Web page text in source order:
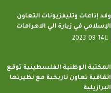
وفد إذاعات وتليفزيونات التعاون
الإسلامي في زيارة الي الاهرامات
2023-09-14
المكتبة الوطنية الفلسطينية توقع
اتفاقية تعاون تاريخية مع نظيرتها
البرازيلية